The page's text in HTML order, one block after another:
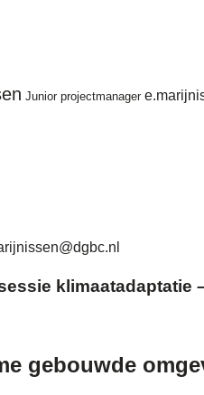
Junior projectmanager
klimaatadaptatie
gebouwde